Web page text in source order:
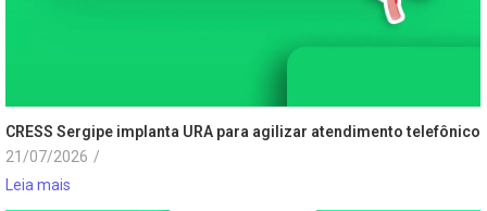
CRESS Sergipe implanta URA para agilizar atendimento telefônico
21/07/2026 /
Leia mais